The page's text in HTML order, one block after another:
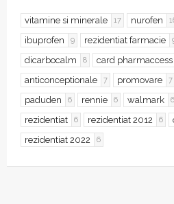
vitamine si minerale 17 nurofen
ibuprofen 9 rezidentiat farmacie
dicarbocalm 8 card pharmaccess
anticonceptionale 7 promovare 7
paduden 6 rennie 6 walmark 6
rezidentiat 6 rezidentiat 2012 6
rezidentiat 2022 6